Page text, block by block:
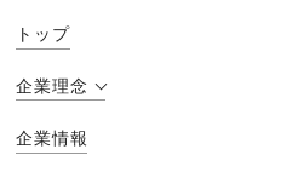
トップ
企業理念
企業情報